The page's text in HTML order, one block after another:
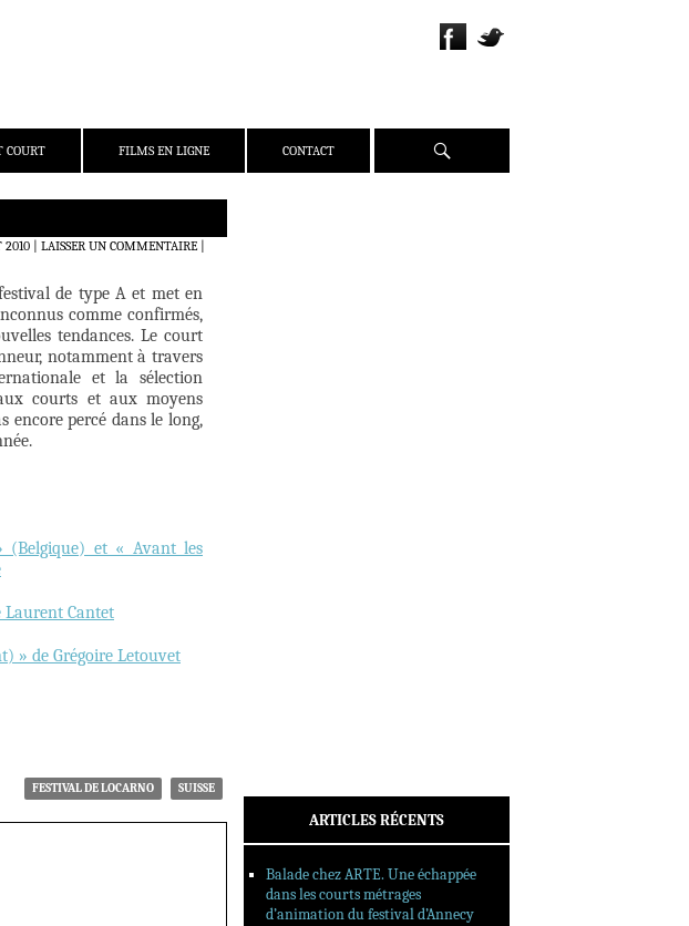
COURT FILMS EN LIGNE CONTACT Recherche
2010 LAISSER UN COMMENTAIRE|
de type A et met en
comme confirmés,
tendances. Le court
notamment à travers
et la sélection
courts et aux moyens
encore percé dans le long,
et « Avant les
Laurent Cantet
» de Grégoire Letouvet
FESTIVAL DE LOCARNO SUISSE
ARTICLES RÉCENTS
Balade chez ARTE. Une échappée
dans les courts métrages
d’animation du festival d’Annecy